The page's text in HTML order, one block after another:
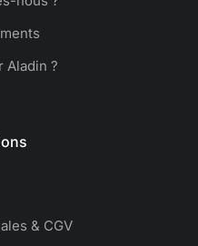
Aladin ?
& CGV